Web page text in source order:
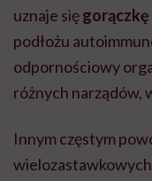
uznaje się
podłożu
odpornościowy
różnych narządów,
Innym częstym